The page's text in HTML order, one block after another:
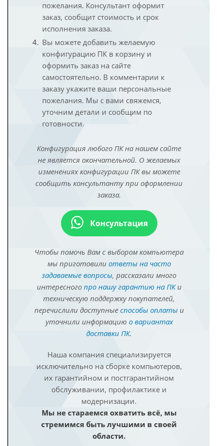
пожелания. Консультант оформит
заказ, сообщит стоимость и срок
исполнения заказа.
Вы можете добавить желаемую
конфигурацию ПК в корзину и
оформить заказ на сайте
самостоятельно. В комментарии к
заказу укажите ваши персональные
пожелания. Мы с вами свяжемся,
уточним детали и сообщим по
готовности.
Конфигурация любого ПК на нашем сайте
не является окончательной. О желаемых
изменениях конфигурации ПК вы можете
сообщить консультанту при оформлении
заказа.
Консультация
Чтобы помочь Вам с выбором компьютера
мы приготовили ответы на часто
задаваемые вопросы, рассказали много
интересного про нашу гарантию на ПКи
техническую поддержку покупателей,
перечислили доступные способы оплатыи
уточнили информацию о вариантах
доставки ПК.
Наша компания специализируется
исключительно на сборке компьютеров,
их гарантийном и постгарантийном
обслуживании, профилактике и
модернизации.
Мы не стараемся охватить всё, мы
стремимся быть лучшими в своей
области.